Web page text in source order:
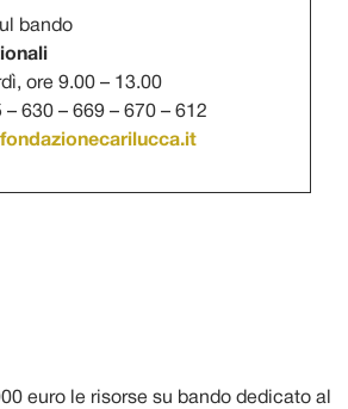
bando
ore 9.00 – 13.00
630 – 669 – 670 – 612
euro le risorse su bando dedicato al